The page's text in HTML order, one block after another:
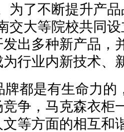
为了不断提升产品
交大等院校共同
出多种新产品，
行业内新技术、
牌都是有生命力的
争，马克森衣柜
等方面的相互和